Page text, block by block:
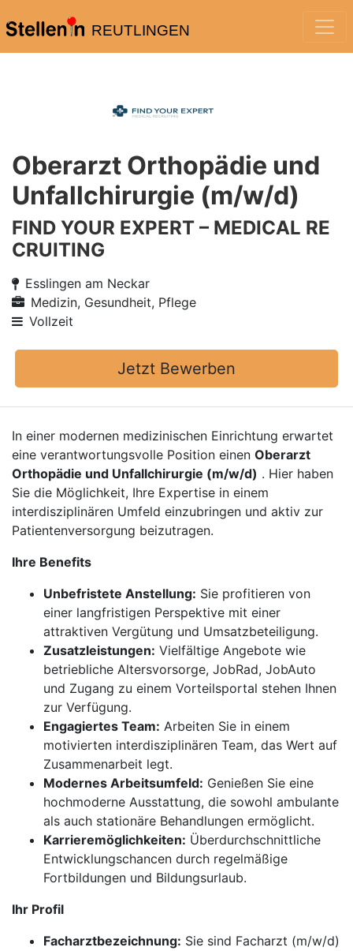
REUTLINGEN
Oberarzt Orthopädie und
Unfallchirurgie (m/w/d)
FIND YOUR EXPERT – MEDICAL RE
CRUITING
Esslingen am Neckar
Medizin, Gesundheit, Pflege
Vollzeit
Jetzt Bewerben
In einer modernen medizinischen Einrichtung erwartet
eine verantwortungsvolle Position einen Oberarzt
Orthopädie und Unfallchirurgie (m/w/d) . Hier haben
Sie die Möglichkeit, Ihre Expertise in einem
interdisziplinären Umfeld einzubringen und aktiv zur
Patientenversorgung beizutragen.
Ihre Benefits
Unbefristete Anstellung: Sie profitieren von
einer langfristigen Perspektive mit einer
attraktiven Vergütung und Umsatzbeteiligung.
Zusatzleistungen: Vielfältige Angebote wie
betriebliche Altersvorsorge, JobRad, JobAuto
und Zugang zu einem Vorteilsportal stehen Ihnen
zur Verfügung.
Engagiertes Team: Arbeiten Sie in einem
motivierten interdisziplinären Team, das Wert auf
Zusammenarbeit legt.
Modernes Arbeitsumfeld: Genießen Sie eine
hochmoderne Ausstattung, die sowohl ambulante
als auch stationäre Behandlungen ermöglicht.
Karrieremöglichkeiten: Überdurchschnittliche
Entwicklungschancen durch regelmäßige
Fortbildungen und Bildungsurlaub.
Ihr Profil
Facharztbezeichnung: Sie sind Facharzt (m/w/d)